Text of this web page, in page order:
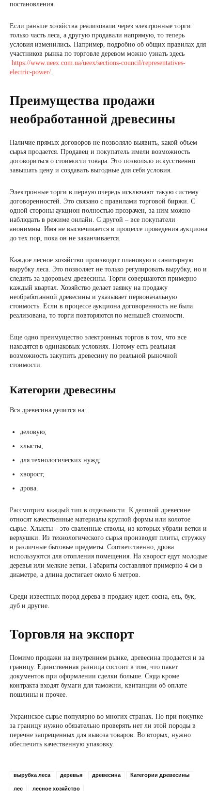
постановления.
Если раньше хозяйства реализовали через электронные торги
только часть леса, а другую продавали напрямую, то теперь
условия изменились. Например, подробно об общих правилах для
участников рынка по торговле деревом можно узнать здесь
https://www.ueex.com.ua/ueex/sections-council/representatives-
electric-power/.
Преимущества продажи
необработанной древесины
Наличие прямых договоров не позволяло выявить, какой объем
сырья продается. Продавец и покупатель имели возможность
договориться о стоимости товара. Это позволяло искусственно
завышать цену и создавать выгодные для себя условия.
Электронные торги в первую очередь исключают такую ​​систему
договоренностей. Это связано с правилами торговой биржи. С
одной стороны аукцион полностью прозрачен, за ним можно
наблюдать в режиме онлайн. С другой – все покупатели
анонимны. Имя не высвечивается в процессе проведения аукциона
до тех пор, пока он не заканчивается.
Каждое лесное хозяйство производит плановую и санитарную
вырубку леса. Это позволяет не только регулировать вырубку, но и
следить за здоровьем древесины. Торги совершаются примерно
каждый квартал. Хозяйство делает заявку на продажу
необработанной древесины и указывает первоначальную
стоимость. Если в процессе аукциона договоренность не была
реализована, то торги повторяются по меньшей стоимости.
Еще одно преимущество электронных торгов в том, что все
находятся в одинаковых условиях. Потому есть реальная
возможность закупить древесину по реальной рыночной
стоимости.
Категории древесины
Вся древесина делится на:
деловую;
хлысты;
для технологических нужд;
хворост;
дрова.
Рассмотрим каждый тип в отдельности. К деловой древесине
относят качественные материалы круглой формы или колотое
сырье. Хлысты – это сваленные стволы, из которых убрали ветки и
верхушки. Из технологического сырья производят плиты, стружку
и различные бытовые предметы. Соответственно, дрова
используются для отопления помещения. На хворост едут молодые
деревья или мелкие ветки. Габариты составляют примерно 4 см в
диаметре, а длина достигает около 6 метров.
Среди известных пород дерева в продажу идет: сосна, ель, бук,
дуб и другие.
Торговля на экспорт
Помимо продажи на внутреннем рынке, древесина продается и за
границу. Единственная разница состоит в том, что пакет
документов при оформлении сделки больше. Сюда кроме
контракта входят бумаги для таможни, квитанции об оплате
пошлины и прочее.
Украинское сырье популярно во многих странах. Но при покупке
за границу нужно обязательно проверять нет ли этой породы в
перечне запрещенных для вывоза товаров. Во вторых, нужно
обеспечить качественную упаковку.
вырубка леса деревья древесина Категории древесины
лес лесное хозяйство